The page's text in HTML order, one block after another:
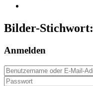
Bilder-Stichwort:
Anmelden